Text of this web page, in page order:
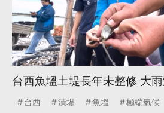
台西魚塭土堤長年未整修 大
台西 潰堤 魚塭 極端氣候